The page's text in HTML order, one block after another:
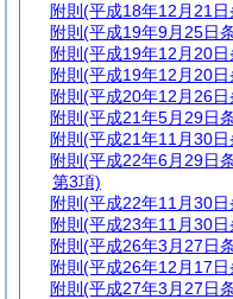
附則 (平成18年12月21
附則 (平成19年9月25日
附則 (平成19年12月20
附則 (平成19年12月20
附則 (平成20年12月26
附則 (平成21年5月29日
附則 (平成21年11月30
附則 (平成22年6月29日
第3項)
附則 (平成22年11月30
附則 (平成23年11月30
附則 (平成26年3月27日
附則 (平成26年12月17
附則 (平成27年3月27日